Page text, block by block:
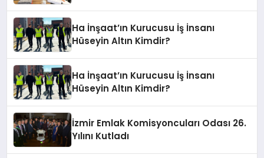
Ha İnşaat’ın Kurucusu İş İnsanı
Hüseyin Altın Kimdir?
Ha İnşaat’ın Kurucusu İş İnsanı
Hüseyin Altın Kimdir?
İzmir Emlak Komisyoncuları Odası 26.
Yılını Kutladı